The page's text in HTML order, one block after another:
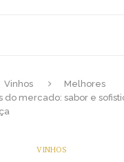
Vinhos
Melhores
do mercado: sabor e
VINHOS